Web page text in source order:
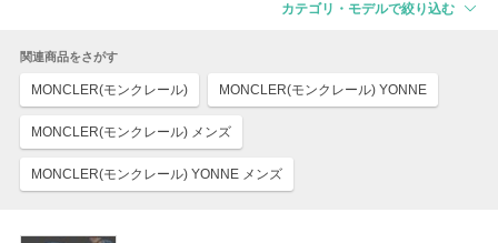
カテゴリ・モデルで絞り込む
関連商品をさがす
MONCLER(モンクレール) MONCLER(モンクレール) YONNE
MONCLER(モンクレール) メンズ
MONCLER(モンクレール) YONNE メンズ